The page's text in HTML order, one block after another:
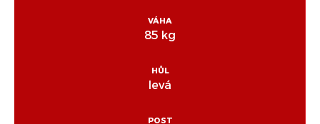
VÁHA
85 kg
HŮL
levá
POST